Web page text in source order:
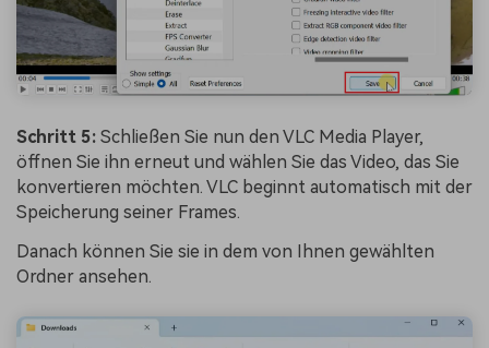
Schritt 5: Schließen Sie nun den VLC Media Player,
öffnen Sie ihn erneut und wählen Sie das Video, das Sie
konvertieren möchten. VLC beginnt automatisch mit der
Speicherung seiner Frames.
Danach können Sie sie in dem von Ihnen gewählten
Ordner ansehen.